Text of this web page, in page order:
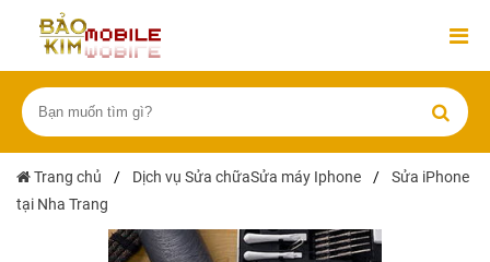
Trang chủ / Dịch vụ Sửa chữaSửa máy Iphone /
Sửa iPhone
tại Nha Trang